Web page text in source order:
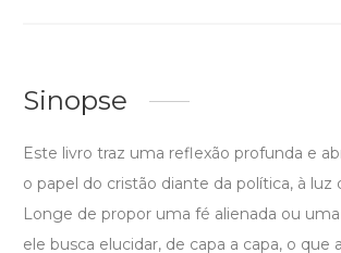
Sinopse
Este livro traz uma reflexão profunda e
o papel do cristão diante da política, à luz
Longe de propor uma fé alienada ou
ele busca elucidar, de capa a capa, o que